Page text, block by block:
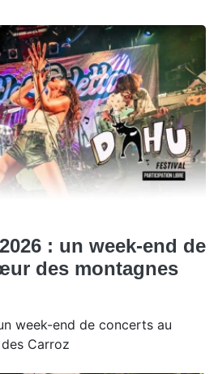
: un week-end de
des montagnes
week-end de concerts au
Carroz